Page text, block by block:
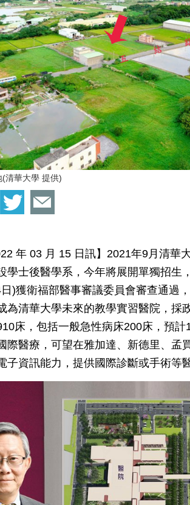
清華大學 提供)
年 03 月 15 日訊】2021年9月清華
學士後醫學系，今年將展開單獨招生
)獲衛福部醫事審議委員會審查通過
為清華大學未來的教學實習醫院，採
床，包括一般急性病床200床，預
際醫療，可望在雅加達、新德里、孟
子資訊能力，提供國際診斷或手術等